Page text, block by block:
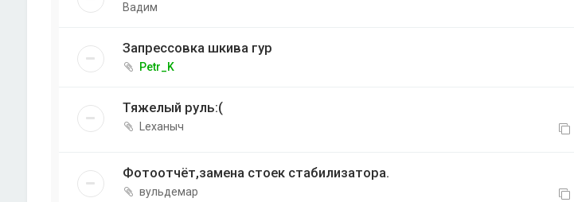
Вадим
Запрессовка шкива гур
Petr_K
Тяжелый руль:(
Lexaныч
Фотоотчёт,замена стоек стабилизатора.
вульдемар